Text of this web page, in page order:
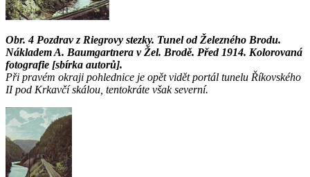
Obr. 4 Pozdrav z Riegrovy stezky. Tunel od Železného Brodu.
Nákladem A. Baumgartnera v Žel. Brodě. Před 1914. Kolorovaná
fotografie [sbírka autorů].
Při pravém okraji pohlednice je opět vidět portál tunelu Říkovského
II pod Krkavčí skálou, tentokráte však severní.